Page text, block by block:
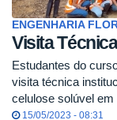
ENGENHARIA
Visita Técnica
Estudantes do
visita técnica
celulose solúvel
15/05/2023 - 08:31